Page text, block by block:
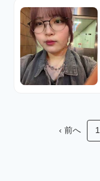
‹ 前へ 1